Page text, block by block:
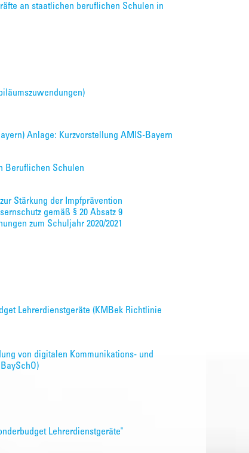
an staatlichen beruflichen Schulen in
Anlage: Kurzvorstellung AMIS-Bayern
Beruflichen Schulen
Stärkung der Impfprävention
gemäß § 20 Absatz 9
zum Schuljahr 2020/2021
Lehrerdienstgeräte (KMBek Richtlinie
von digitalen Kommunikations- und
Lehrerdienstgeräte"